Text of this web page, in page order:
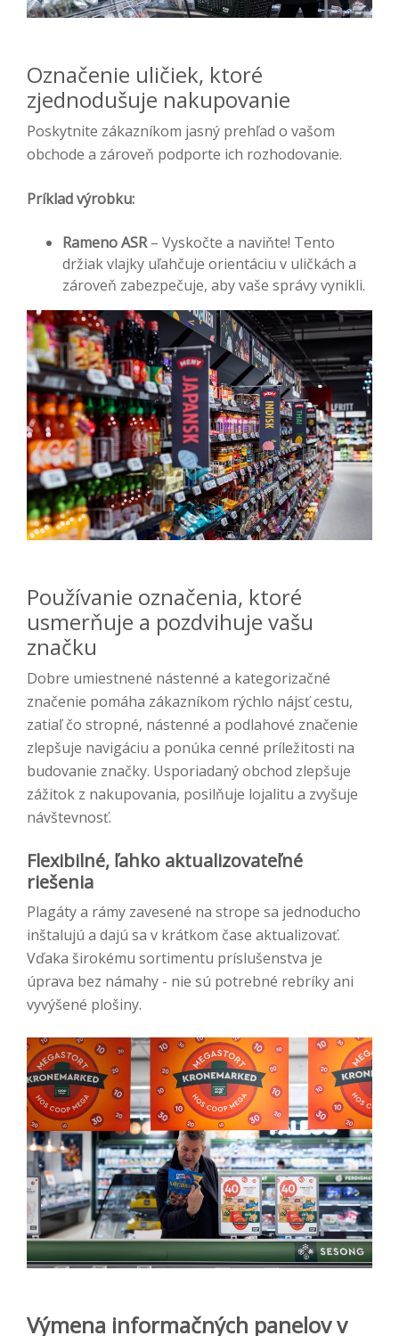
Označenie uličiek, ktoré
zjednodušuje nakupovanie
Poskytnite zákazníkom jasný prehľad o vašom
obchode a zároveň podporte ich rozhodovanie.
Príklad výrobku:
Rameno ASR– Vyskočte a naviňte! Tento
držiak vlajky uľahčuje orientáciu v uličkách a
zároveň zabezpečuje, aby vaše správy vynikli.
Používanie označenia, ktoré
usmerňuje a pozdvihuje vašu
značku
Dobre umiestnené nástenné a kategorizačné
značenie pomáha zákazníkom rýchlo nájsť cestu,
zatiaľ čo stropné, nástenné a podlahové značenie
zlepšuje navigáciu a ponúka cenné príležitosti na
budovanie značky. Usporiadaný obchod zlepšuje
zážitok z nakupovania, posilňuje lojalitu a zvyšuje
návštevnosť.
Flexibilné, ľahko aktualizovateľné
riešenia
Plagáty a rámy zavesené na strope sa jednoducho
inštalujú a dajú sa v krátkom čase aktualizovať.
Vďaka širokému sortimentu príslušenstva je
úprava bez námahy - nie sú potrebné rebríky ani
vyvýšené plošiny.
Výmena informačných panelov v